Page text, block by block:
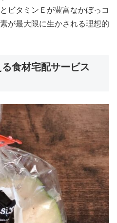
ビタミンＥが豊富なかぼっコ
が最大限に生かされる理想的
食材宅配サービス